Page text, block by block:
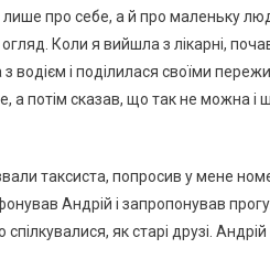
про себе, а й про маленьку
Коли я вийшла з лікарні,
водієм і поділилася своїми
а потім сказав, що так не можна і
таксиста, попросив у мене
Андрій і запропонував
як старі друзі.